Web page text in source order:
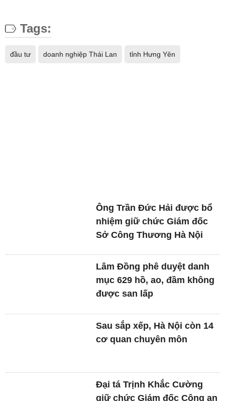
Lâm Đồng phê duyệt danh
mục 629 hồ, ao, đầm không
được san lấp
Sau sắp xếp, Hà Nội còn 14
cơ quan chuyên môn
Đại tá Trịnh Khắc Cường
giữ chức Giám đốc Công an
Hà Tĩnh: Phát huy vai trò